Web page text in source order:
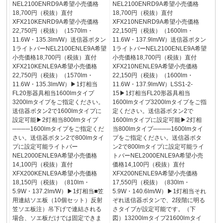
NEL2100ENRD9A希望小売価格
18,700円（税抜）直付
XFX210KENRD9A希望小売価格
22,750円（税抜）（1570lm・
11.6W・135.3lm/W）送信器ボタン
1ライトバーNEL2100ENLE9A希望
小売価格18,700円（税抜）直付
XFX210KENLE9A希望小売価格
22,750円（税抜）（1570lm・
11.6W・135.3lm/W）▶1灯相当
FL20形器具相当1600lmタイプ
3200lmタイプをご指定ください。
送信器ボタン2で1600lmタイプに
設定可能▶2灯相当800lmタイプ
────1600lmタイプをご指定くだ
さい。送信器ボタン2で800lmタイ
プに設定可能ライトバー
NEL2000ENLE9A希望小売価格
14,100円（税抜）直付
XFX200KENLE9A希望小売価格
18,150円（税抜）（810lm・
5.9W・137.2lm/W）▶1灯相当■笠
用連結ソエ板（10個セット）反射
笠ソエ板注）吊下げで連結される
場合、ソエ板だけでは固定できま
NEL2100ENRD9A希望小売価格
18,700円（税抜）直付
XFX210NENRD9A希望小売価格
22,150円（税抜）（1600lm・
11.6W・137.9lm/W）送信器ボタン
1ライトバーNEL2100ENLE9A希望
小売価格18,700円（税抜）直付
XFX210NENLE9A希望小売価格
22,150円（税抜）（1600lm・
11.6W・137.9lm/W）LSS1-2-
15▶1灯相当FL20形器具相当
1600lmタイプ3200lmタイプをご指
定ください。送信器ボタン2で
1600lmタイプに設定可能▶2灯相
当800lmタイプ────1600lmタイ
プをご指定ください。送信器ボタ
ン2で800lmタイプに設定可能ライ
トバーNEL2000ENLE9A希望小売
価格14,100円（税抜）直付
XFX200NENLE9A希望小売価格
17,550円（税抜）（830lm・
5.9W・140.6lm/W）▶1灯相当それ
ぞれ送信器ボタンで、2段階に明る
さタイプが設定可能です。（下
図）13200lmタイプ21600lmタイ